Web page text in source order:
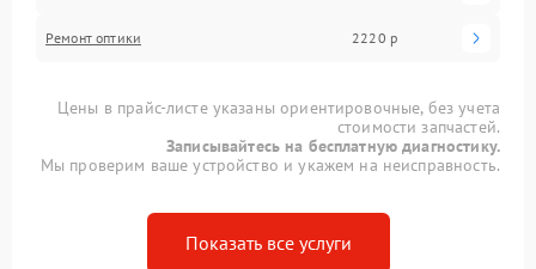
Ремонт оптики 2220 р
Цены в прайс-листе указаны ориентировочные, без учета
стоимости запчастей.
Записывайтесь на бесплатную диагностику.
Мы проверим ваше устройство и укажем на неисправность.
Показать все услуги